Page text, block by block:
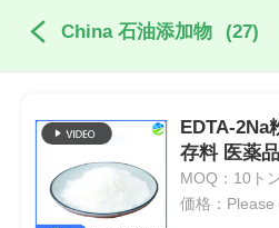
China 石油添加物 (27)
EDTA-2Na
存料 医薬
MOQ：10ト
価格：